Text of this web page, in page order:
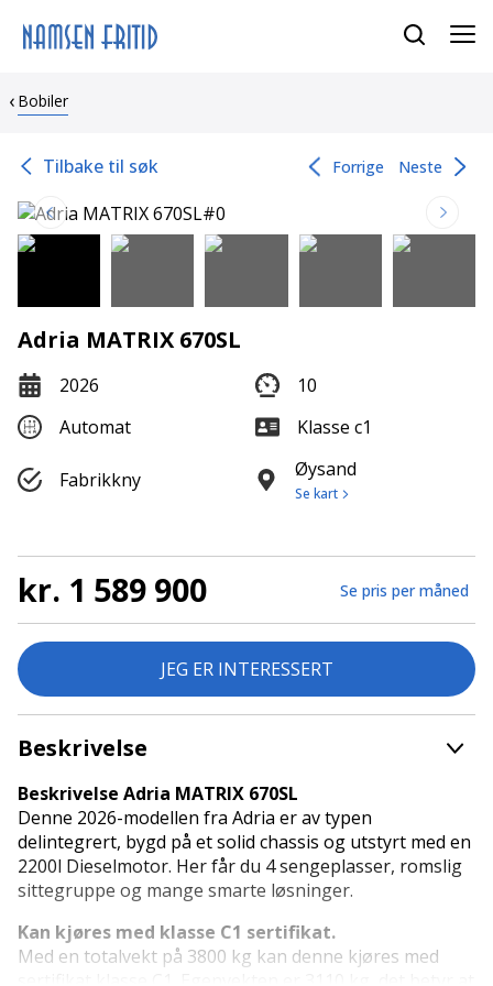
Bobiler
Tilbake til søk Forrige Neste
Adria MATRIX 670SL
2026
10
Automat
Klasse c1
Fabrikkny Øysand
Se kart
kr. 1 589 900 Se pris per måned
JEG ER INTERESSERT
Beskrivelse
Beskrivelse Adria MATRIX 670SL
Denne 2026-modellen fra Adria er av typen
delintegrert, bygd på et solid chassis og utstyrt med en
2200l Dieselmotor. Her får du 4 sengeplasser, romslig
sittegruppe og mange smarte løsninger.
Kan kjøres med klasse C1 sertifikat.
Med en totalvekt på 3800 kg kan denne kjøres med